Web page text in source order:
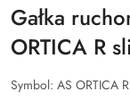
Gałka
ORTICA R
Symbol: AS ORTICA